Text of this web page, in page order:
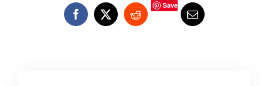
Save